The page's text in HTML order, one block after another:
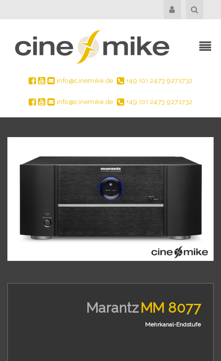
info@cinemike.de +49 (0) 2473 9271732
info@cinemike.de +49 (0) 2473 9271732
MarantzMM 8077
Mehrkanal-Endstufe